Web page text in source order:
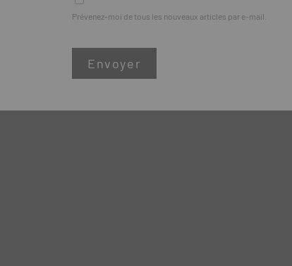
Prévenez-moi de tous les nouveaux articles par e-mail.